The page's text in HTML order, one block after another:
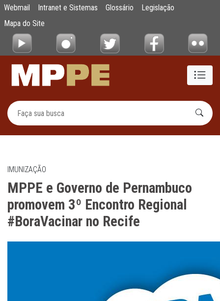
Pular para o Conteúdo principal
MPPE e Governo de Pernambuco
Webmail Intranet e Sistemas Glossário
Legislação
Mapa do Site
IMUNIZAÇÃO
MPPE e Governo de Pernambuco
promovem 3º Encontro Regional
#BoraVacinar no Recife